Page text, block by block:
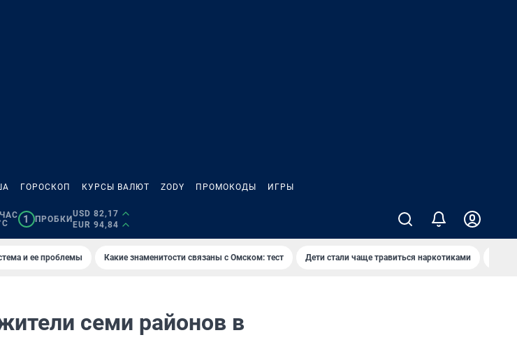
ГОРОСКОП КУРСЫ ВАЛЮТ ZODY ПРОМОКОДЫ ИГРЫ
1 ПРОБКИ
USD 82,17
EUR 94,84
и ее проблемы Какие знаменитости связаны с Омском: тест Дети стали чаще травиться наркотиками
семи районов в